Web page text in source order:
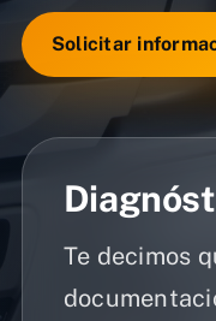
Solicitar
Te decimos